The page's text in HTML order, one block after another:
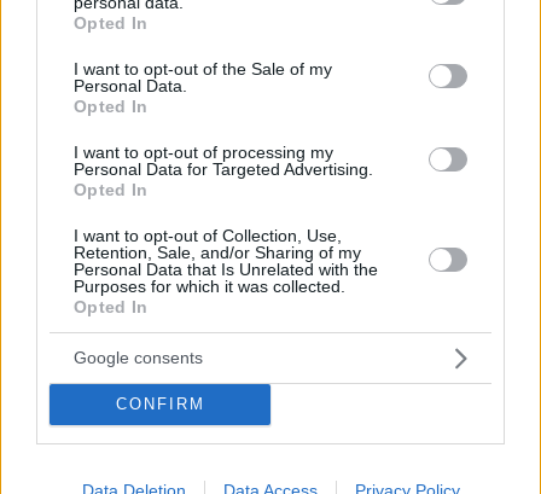
grant or deny consent to Google and its third-party tags to
use your data for below specified purposes in below Google
consent section.
Opted In
I want to opt-out of the Sale of my
Personal Data.
Opted In
I want to opt-out of processing my
Personal Data for Targeted Advertising.
Opted In
I want to opt-out of Collection, Use,
Retention, Sale, and/or Sharing of my
Personal Data that Is Unrelated with the
Purposes for which it was collected.
Opted In
Google consents
CONFIRM
Data Deletion Data Access Privacy Policy
Thema Insights